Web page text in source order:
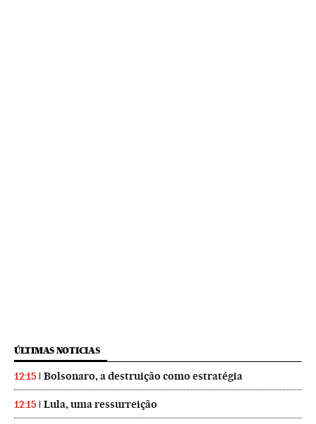
ÚLTIMAS NOTICIAS
12:15 Bolsonaro, a destruição como estratégia
12:15 Lula, uma ressurreição